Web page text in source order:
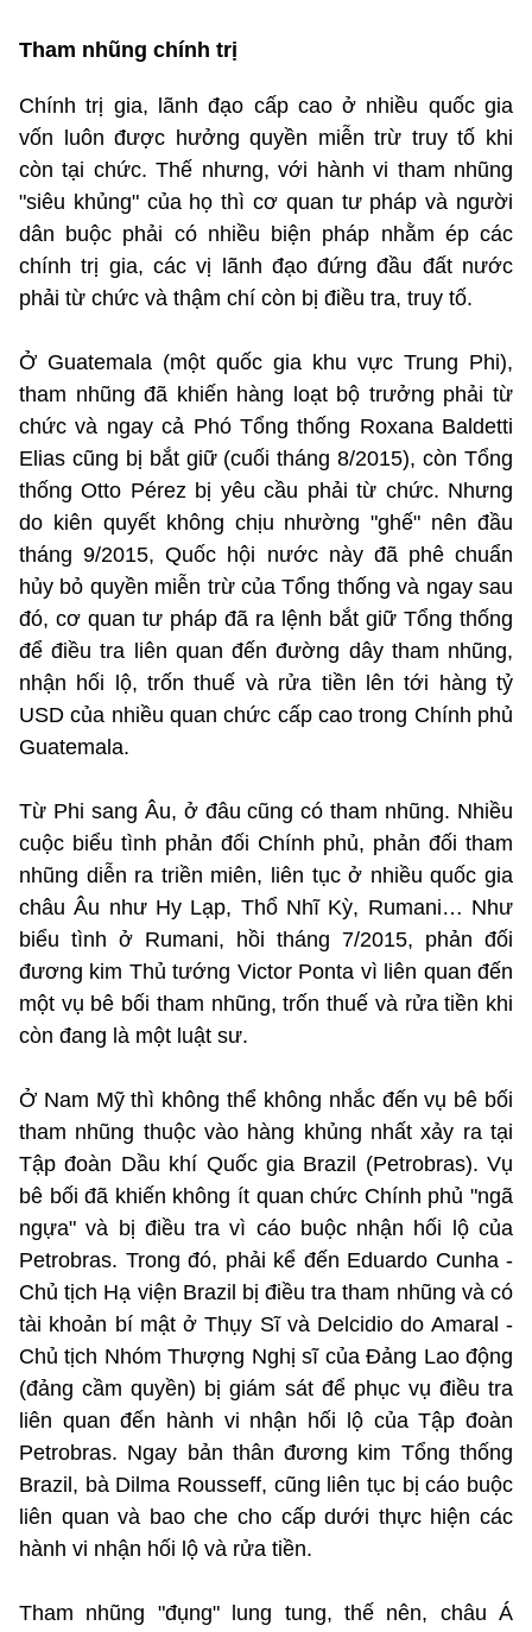
Tham nhũng chính trị
Chính trị gia, lãnh đạo cấp cao ở nhiều quốc gia
vốn luôn được hưởng quyền miễn trừ truy tố khi
còn tại chức. Thế nhưng, với hành vi tham nhũng
"siêu khủng" của họ thì cơ quan tư pháp và người
dân buộc phải có nhiều biện pháp nhằm ép các
chính trị gia, các vị lãnh đạo đứng đầu đất nước
phải từ chức và thậm chí còn bị điều tra, truy tố.
Ở Guatemala (một quốc gia khu vực Trung Phi),
tham nhũng đã khiến hàng loạt bộ trưởng phải từ
chức và ngay cả Phó Tổng thống Roxana Baldetti
Elias cũng bị bắt giữ (cuối tháng 8/2015), còn Tổng
thống Otto Pérez bị yêu cầu phải từ chức. Nhưng
do kiên quyết không chịu nhường "ghế" nên đầu
tháng 9/2015, Quốc hội nước này đã phê chuẩn
hủy bỏ quyền miễn trừ của Tổng thống và ngay sau
đó, cơ quan tư pháp đã ra lệnh bắt giữ Tổng thống
để điều tra liên quan đến đường dây tham nhũng,
nhận hối lộ, trốn thuế và rửa tiền lên tới hàng tỷ
USD của nhiều quan chức cấp cao trong Chính phủ
Guatemala.
Từ Phi sang Âu, ở đâu cũng có tham nhũng. Nhiều
cuộc biểu tình phản đối Chính phủ, phản đối tham
nhũng diễn ra triền miên, liên tục ở nhiều quốc gia
châu Âu như Hy Lạp, Thổ Nhĩ Kỳ, Rumani… Như
biểu tình ở Rumani, hồi tháng 7/2015, phản đối
đương kim Thủ tướng Victor Ponta vì liên quan đến
một vụ bê bối tham nhũng, trốn thuế và rửa tiền khi
còn đang là một luật sư.
Ở Nam Mỹ thì không thể không nhắc đến vụ bê bối
tham nhũng thuộc vào hàng khủng nhất xảy ra tại
Tập đoàn Dầu khí Quốc gia Brazil (Petrobras). Vụ
bê bối đã khiến không ít quan chức Chính phủ "ngã
ngựa" và bị điều tra vì cáo buộc nhận hối lộ của
Petrobras. Trong đó, phải kể đến Eduardo Cunha -
Chủ tịch Hạ viện Brazil bị điều tra tham nhũng và có
tài khoản bí mật ở Thụy Sĩ và Delcidio do Amaral -
Chủ tịch Nhóm Thượng Nghị sĩ của Đảng Lao động
(đảng cầm quyền) bị giám sát để phục vụ điều tra
liên quan đến hành vi nhận hối lộ của Tập đoàn
Petrobras. Ngay bản thân đương kim Tổng thống
Brazil, bà Dilma Rousseff, cũng liên tục bị cáo buộc
liên quan và bao che cho cấp dưới thực hiện các
hành vi nhận hối lộ và rửa tiền.
Tham nhũng "đụng" lung tung, thế nên, châu Á